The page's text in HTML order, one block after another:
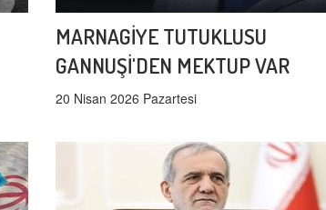
MARNAGİYE TUTUKLUSU
GANNUŞİ'DEN MEKTUP VAR
20 Nisan 2026 Pazartesi